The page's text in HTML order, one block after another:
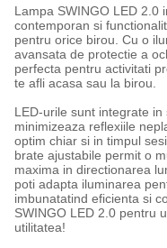
Lampa SWINGO LED 2.0
contemporan si
pentru orice birou. Cu o
avansata de protectie a
perfecta pentru activitati
te afli acasa sau la birou.
LED-urile sunt integrate
minimizeaza reflexiile
optim chiar si in timpul
brate ajustabile permit o
maxima in directionarea
poti adapta iluminarea
imbunatatind eficienta si
SWINGO LED 2.0 pentru
utilitatea!